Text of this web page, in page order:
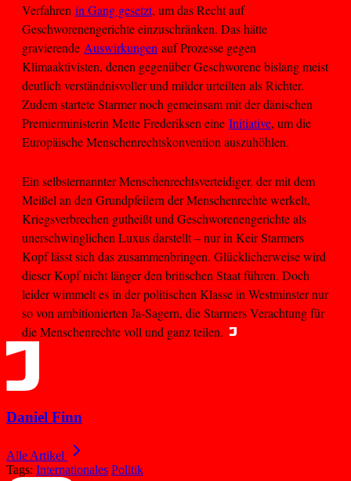
Verfahren in Gang gesetzt, um das Recht auf
Geschworenengerichte einzuschränken. Das hätte
gravierende Auswirkungen auf Prozesse gegen
Klimaaktivisten, denen gegenüber Geschworene bislang meist
deutlich verständnisvoller und milder urteilten als Richter.
Zudem startete Starmer noch gemeinsam mit der dänischen
Premierministerin Mette Frederiksen eine Initiative, um die
Europäische Menschenrechtskonvention auszuhöhlen.
Ein selbsternannter Menschenrechtsverteidiger, der mit dem
Meißel an den Grundpfeilern der Menschenrechte werkelt,
Kriegsverbrechen gutheißt und Geschworenengerichte als
unerschwinglichen Luxus darstellt – nur in Keir Starmers
Kopf lässt sich das zusammenbringen. Glücklicherweise wird
dieser Kopf nicht länger den britischen Staat führen. Doch
leider wimmelt es in der politischen Klasse in Westminster nur
so von ambitionierten Ja-Sagern, die Starmers Verachtung für
die Menschenrechte voll und ganz teilen.
Daniel Finn
Alle Artikel
Tags: Internationales Politik